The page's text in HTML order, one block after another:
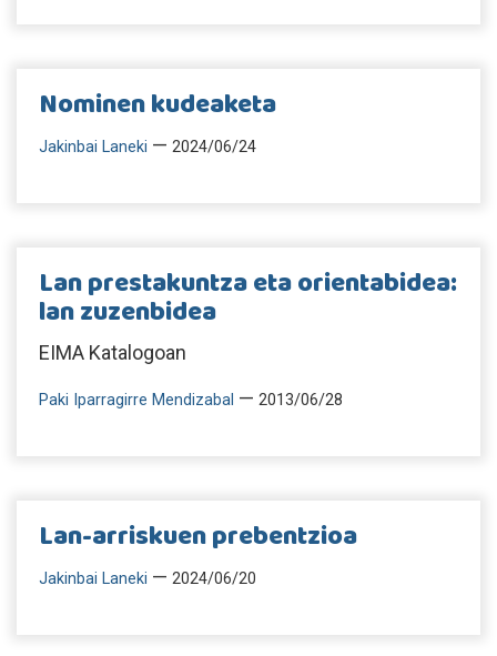
Nominen kudeaketa
Jakinbai Laneki — 2024/06/24
Lan prestakuntza eta orientabidea:
lan zuzenbidea
EIMA Katalogoan
Paki Iparragirre Mendizabal — 2013/06/28
Lan-arriskuen prebentzioa
Jakinbai Laneki — 2024/06/20